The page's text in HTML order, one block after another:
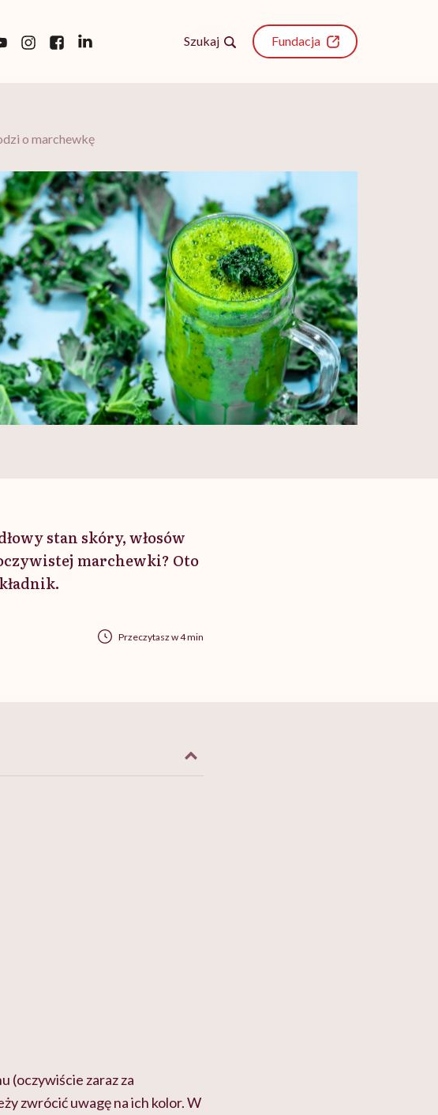
Szukaj Fundacja
o marchewkę
stan skóry, włosów
marchewki? Oto
Przeczytasz w 4 min
(oczywiście zaraz za
zwrócić uwagę na ich kolor. W